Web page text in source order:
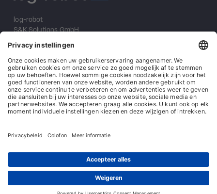
log-robot
S&K Solutions GmbH
94032 Passau
+49 (0) 851/2009 30 10
info@log-robot.com
Oplossingen
Over ons
Impressum
Algemene inkoopvoorwaarden
© log-robot | Marke der S&K Solutions GmbH